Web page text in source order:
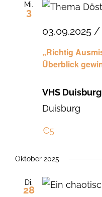
Mi.
3
„Richtig
Überblick
03.09.2025 /
VHS Duisburg
Duisburg
€5
Oktober 2025
Di.
28